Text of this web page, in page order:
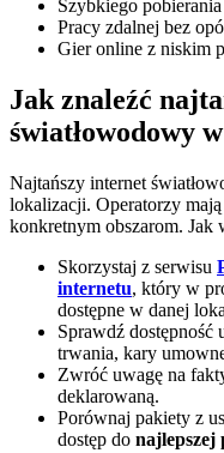
Szybkiego
Pracy zdalnej bez
Gier online z niskim
Jak znaleźć
światłowodowy
Najtańszy internet
lokalizacji. Operatorzy
konkretnym obszarom. Jak
Skorzystaj z serwisu
internetu, który w
dostępne w danej
Sprawdź dostępność
trwania, kary
Zwróć uwagę na
deklarowaną.
Porównaj pakiety z
dostęp do najlepszej